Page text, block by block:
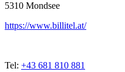
5310 Mondsee
https://www.billitel.at/
Tel: +43 681 810 881